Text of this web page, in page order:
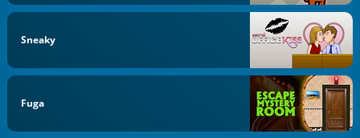
Sneaky
Fuga